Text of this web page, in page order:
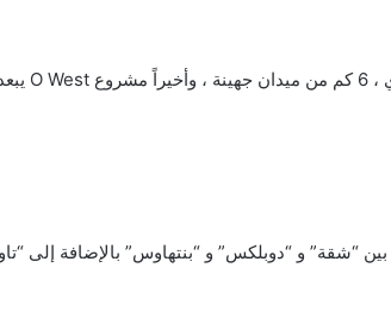
مليون متر مربع ، ويبلغ العدد الإجمالي أكثر من 19 ألف وحدة تتنوع بين “شقة” و “دوبلكس” و